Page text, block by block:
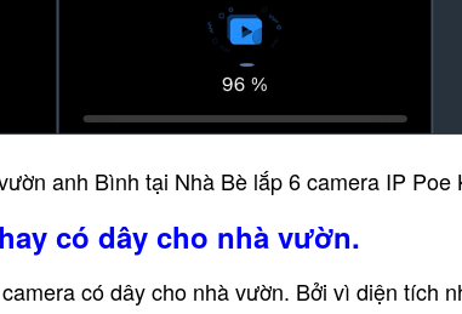
anh Bình tại Nhà Bè lắp 6 camera IP Poe
có dây cho nhà vườn.
có dây cho nhà vườn. Bởi vì diện tích